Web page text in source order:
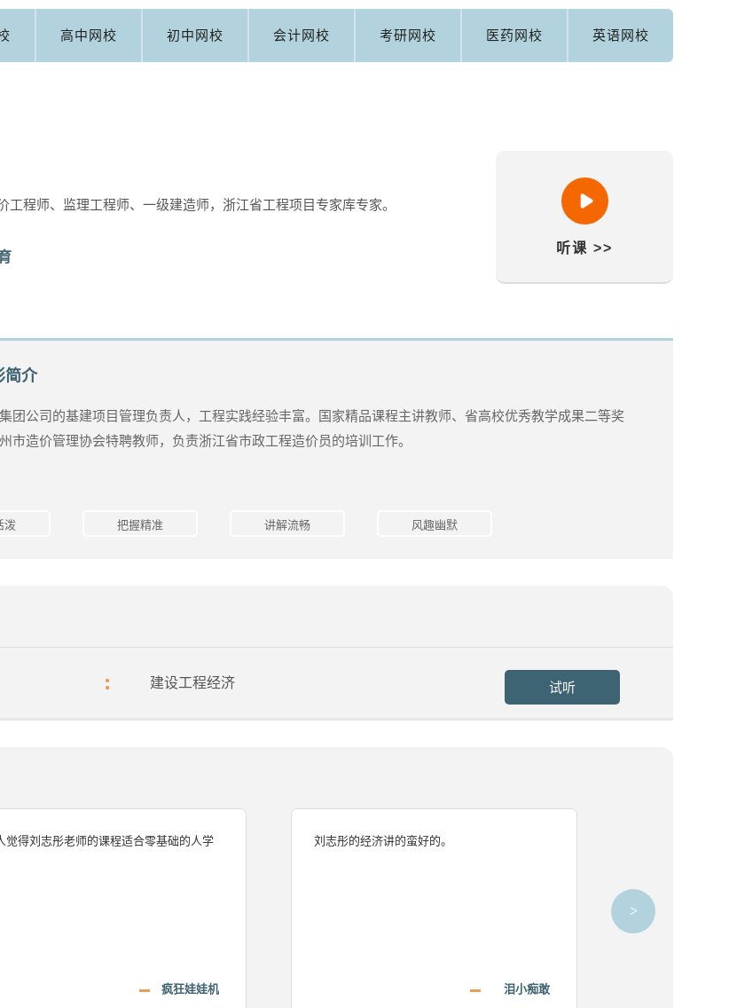
高中网校 初中网校 会计网校 考研网校 医药网校 英语网校
工程师、监理工程师、一级建造师，浙江省工程项目专家库专家。
听课 >>
简介
团公司的基建项目管理负责人，工程实践经验丰富。国家精品课程主讲教师、省高校优秀教学成果二等奖
市造价管理协会特聘教师，负责浙江省市政工程造价员的培训工作。
泼 把握精准 讲解流畅 风趣幽默
建设工程经济 试听
觉得刘志彤老师的课程适合零基础的人学
疯狂娃娃机
刘志彤的经济讲的蛮好的。
泪小痴敢
>